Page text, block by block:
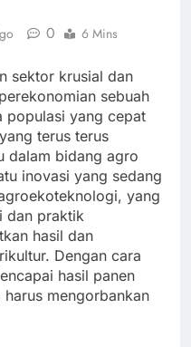
0 6 Mins
sektor krusial dan
sebuah
populasi yang cepat
terus terus
dalam bidang agro
inovasi yang sedang
yang
dan praktik
hasil dan
Dengan cara
hasil panen
mengorbankan